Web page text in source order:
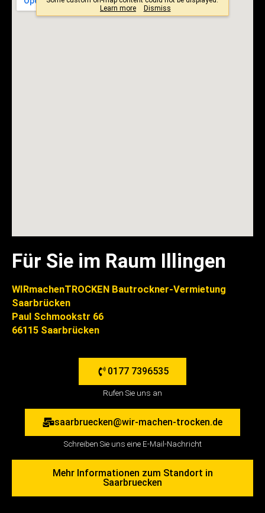
Für Sie im Raum Illingen
WIRmachenTROCKEN Bautrockner-Vermietung
Saarbrücken
Paul Schmookstr 66
66115 Saarbrücken
0177 7396535
Rufen Sie uns an
saarbruecken@wir-machen-trocken.de
Schreiben Sie uns eine E-Mail-Nachricht
Mehr Informationen zum Standort in
Saarbruecken